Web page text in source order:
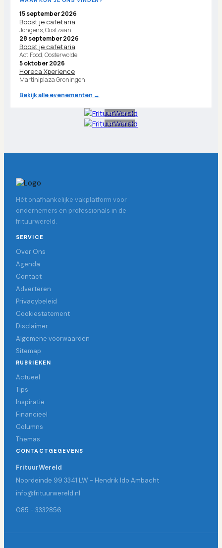
15 september 2026
Boost je cafetaria
Jongens, Oostzaan
28 september 2026
Boost je cafetaria
ActiFood, Oosterwolde
5 oktober 2026
Horeca Xperience
Martiniplaza Groningen
Bekijk alle evenementen →
Advertentie
Advertentie
Hét onafhankelijke vakplatform voor
ondernemers en professionals in de
frituurwereld.
SERVICE
Over Ons
Agenda
Contact
Adverteren
Privacybeleid
Cookiestatement
Disclaimer
Algemene voorwaarden
Sitemap
RUBRIEKEN
Actueel
Tips
Inspiratie
Financieel
Columns
Themas
CONTACTGEGEVENS
FrituurWereld
Noordeinde 99 3341 LW - Hendrik Ido Ambacht
info@frituurwereld.nl
085 - 3332856